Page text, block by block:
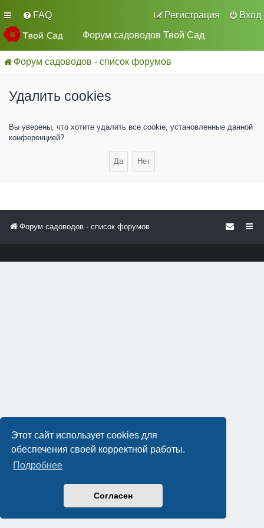
Этот сайт использует cookies для
обеспечения своей корректной работы.
Подробнее
Согласен
FAQ Вход
Регистрация
Форум садоводов Твой Сад
Форум садоводов - список форумов
Удалить cookies
Вы уверены, что хотите удалить все cookie, установленные данной
конференцией?
Форум садоводов - список форумов